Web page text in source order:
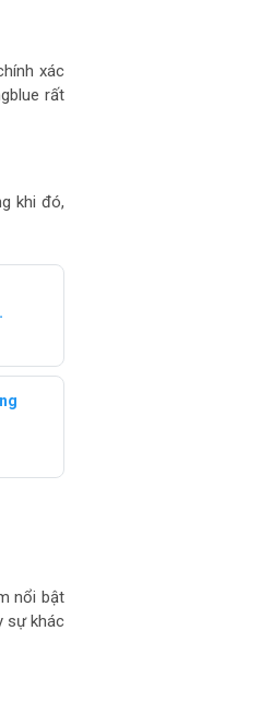
xác
rất
khi đó,
nổi bật
sự khác